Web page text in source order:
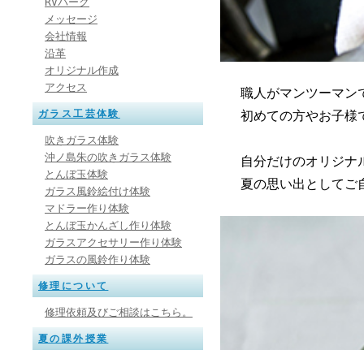
メッセージ
会社情報
沿革
オリジナル作成
アクセス
ガラス工芸体験
吹きガラス体験
沖ノ島朱の吹きガラス体験
とんぼ玉体験
ガラス風鈴絵付け体験
マドラー作り体験
とんぼ玉かんざし作り体験
ガラスアクセサリー作り体験
ガラスの風鈴作り体験
修理について
修理依頼及びご相談はこちら。
夏の課外授業
職人がマンツーマン
初めての方やお子様
自分だけのオリジナ
夏の思い出としてご